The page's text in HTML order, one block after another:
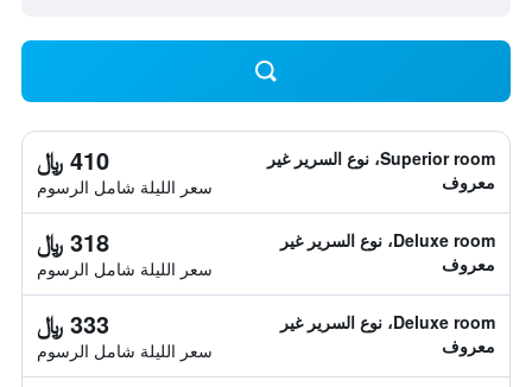
Superior room، نوع السرير غير
معروف
410 ﷼
سعر الليلة شامل الرسوم
Deluxe room، نوع السرير غير
معروف
318 ﷼
سعر الليلة شامل الرسوم
Deluxe room، نوع السرير غير
معروف
333 ﷼
سعر الليلة شامل الرسوم